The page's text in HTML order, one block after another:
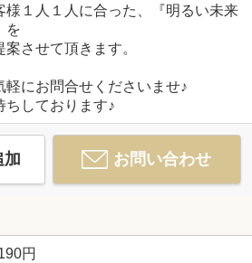
様１人１人に合った、『明るい未来
を
案させて頂きます。
軽にお問合せくださいませ♪
ちしております♪
加 お問い合わせ
円